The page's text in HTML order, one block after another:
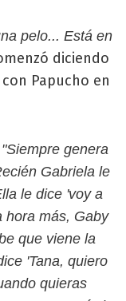
pelo... Está en
diciendo
Papucho en
"Siempre genera
Gabriela le
le dice 'voy a
hora más, Gaby
que viene la
'Tana, quiero
quieras